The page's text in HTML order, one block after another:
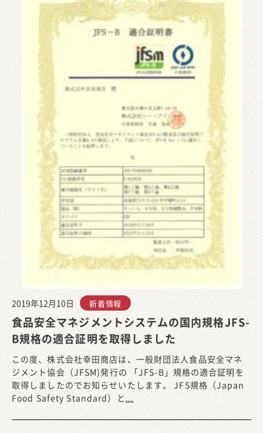
2019年12月10日 新着情報
食品安全マネジメントシステムの国内規格JFS-
B規格の適合証明を取得しました
この度、株式会社幸田商店は、一般財団法人食品安全マネ
ジメント協会（JFSM)発行の 「JFS-B」規格の適合証明を
取得しましたのでお知らせいたします。 JFS規格（Japan
Food Safety Standard）と ...